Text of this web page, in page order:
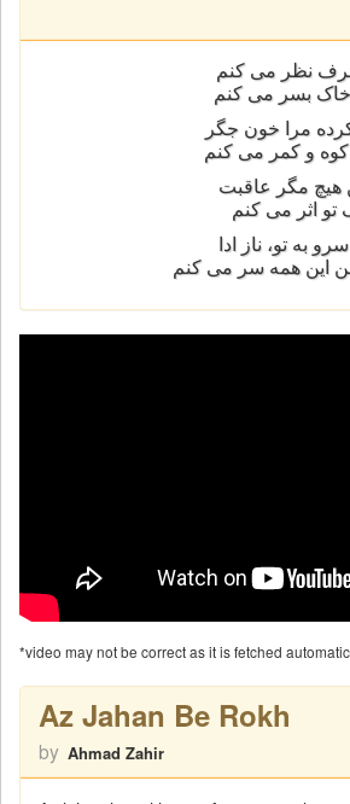
نظر می کنم
خاک بسر می کنم
مرا خون جگر
کوه و کمر می کنم
مگر عاقبت
تو اثر می کنم
به تو، ناز ادا
اين همه سر می کنم
*video may not be correct as it is fetched
Az Jahan Be Rokh
by Ahmad Zahir